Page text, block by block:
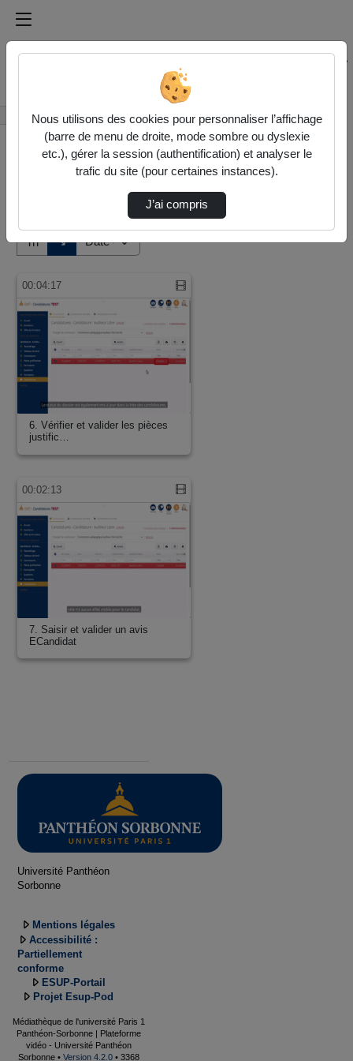
Médiathèque de l'université Paris
Rechercher un média sur Médiathèque de l'université
Accueil Vidéos
Tri ↘
00:04:17
6. Vérifier et valider les pièces
justific…
00:02:13
7. Saisir et valider un avis
ECandidat
Université Panthéon
Sorbonne
Mentions légales
Accessibilité :
Partiellement
conforme
ESUP-Portail
Projet Esup-Pod
Médiathèque de l'université Paris 1
Panthéon-Sorbonne | Plateforme
vidéo - Université Panthéon
Sorbonne • Version 4.2.0 • 3368
Nous utilisons des cookies pour personnaliser l’affichage
(barre de menu de droite, mode sombre ou dyslexie
etc.), gérer la session (authentification) et analyser le
trafic du site (pour certaines instances).
J’ai compris